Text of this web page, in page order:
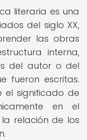
literaria es una
del siglo XX,
las obras
interna,
del autor o del
fueron escritas.
el significado de
en el
relación de los